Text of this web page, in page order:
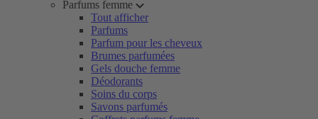
Parfums femme
Tout afficher
Parfums
Parfum pour les cheveux
Brumes parfumées
Gels douche femme
Déodorants
Soins du corps
Savons parfumés